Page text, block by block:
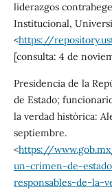
liderazgos
Institucional,
<https://
[consulta: 4 de
Presidencia de la
de Estado;
la verdad histórica:
septiembre.
<https://
un-crimen-de-
responsables-de-la-